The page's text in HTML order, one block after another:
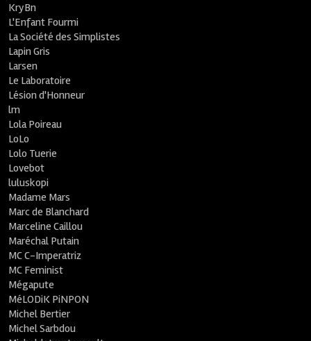
KryBn
L'Enfant Fourmi
La Société des Simplistes
Lapin Gris
Larsen
Le Laboratoire
Lésion d'Honneur
lm
Lola Poireau
LoLo
Lolo Tuerie
Lovebot
luluskopi
Madame Mars
Marc de Blanchard
Marceline Caillou
Maréchal Putain
MC C-Imperatriz
MC Feminist
Mégapute
MéLODiK PiNPON
Michel Bertier
Michel Sarbdou